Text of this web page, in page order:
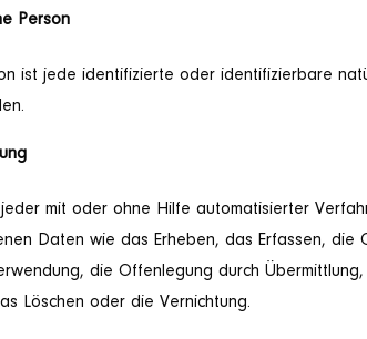
Person
ist jede identifizierte oder identifizierbare
mit oder ohne Hilfe automatisierter
Daten wie das Erheben, das Erfassen,
die Offenlegung durch
Löschen oder die Vernichtung.